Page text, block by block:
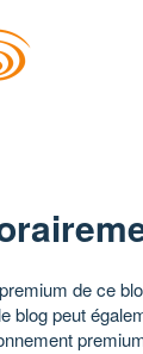
de ce
blog peut